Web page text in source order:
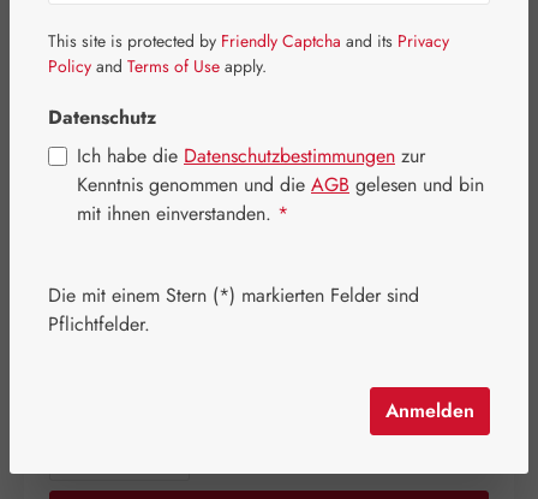
Regulärer Preis:
12,50 €
Inhalt:0.1 Liter(125,00 € / 1 Liter)
Preise inkl. MwSt. zzgl. Versandkosten
Artikel auf Lager.
This site is protected by Friendly Captcha and its Privacy
Policy and Terms of Use apply.
Datenschutz
Ich habe die Datenschutzbestimmungen zur
Kenntnis genommen und die AGB gelesen und bin
mit ihnen einverstanden. *
Die mit einem Stern (*) markierten Felder sind
Pflichtfelder.
Anmelden